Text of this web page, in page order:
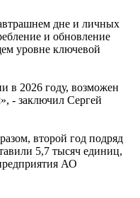
дне и личных
и обновление
уровне ключевой
в 2026 году, возможен
- заключил Сергей
второй год подряд
5,7 тысяч единиц,
АО